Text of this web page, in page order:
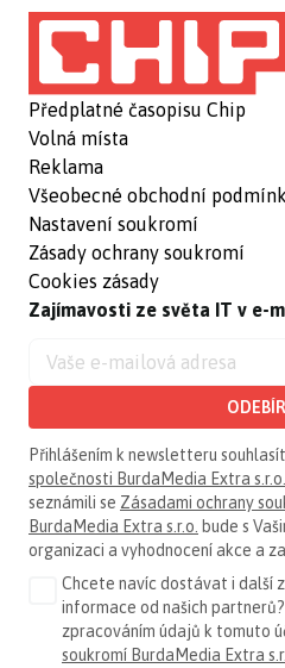
Předplatné časopisu Chip
Volná místa
Reklama
Všeobecné obchodní
Nastavení soukromí
Zásady ochrany soukromí
Cookies zásady
Zajímavosti ze světa IT v e-
Přihlášením k newsletteru
společnosti BurdaMedia Extra s.r.o.
seznámili se Zásadami ochrany
BurdaMedia Extra s.r.o. bude s
organizaci a vyhodnocení akce a
Chcete navíc dostávat i další
informace od našich
zpracováním údajů k tomuto
soukromí BurdaMedia Extra